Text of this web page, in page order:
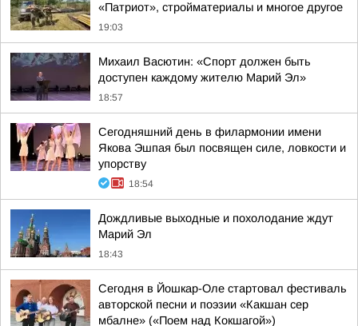
«Патриот», стройматериалы и многое другое
19:03
Михаил Васютин: «Спорт должен быть
доступен каждому жителю Марий Эл»
18:57
Сегодняшний день в филармонии имени
Якова Эшпая был посвящен силе, ловкости и
упорству
18:54
Дождливые выходные и похолодание ждут
Марий Эл
18:43
Сегодня в Йошкар-Оле стартовал фестиваль
авторской песни и поэзии «Какшан сер
мбалне» («Поем над Кокшагой»)